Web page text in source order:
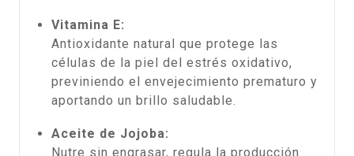
Vitamina E:
Antioxidante natural que protege las
células de la piel del estrés oxidativo,
previniendo el envejecimiento prematuro y
aportando un brillo saludable.
Aceite de Jojoba:
Nutre sin engrasar, regula la producción